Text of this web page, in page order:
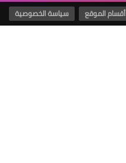
أقسام الموقع سياسة الخصوصية